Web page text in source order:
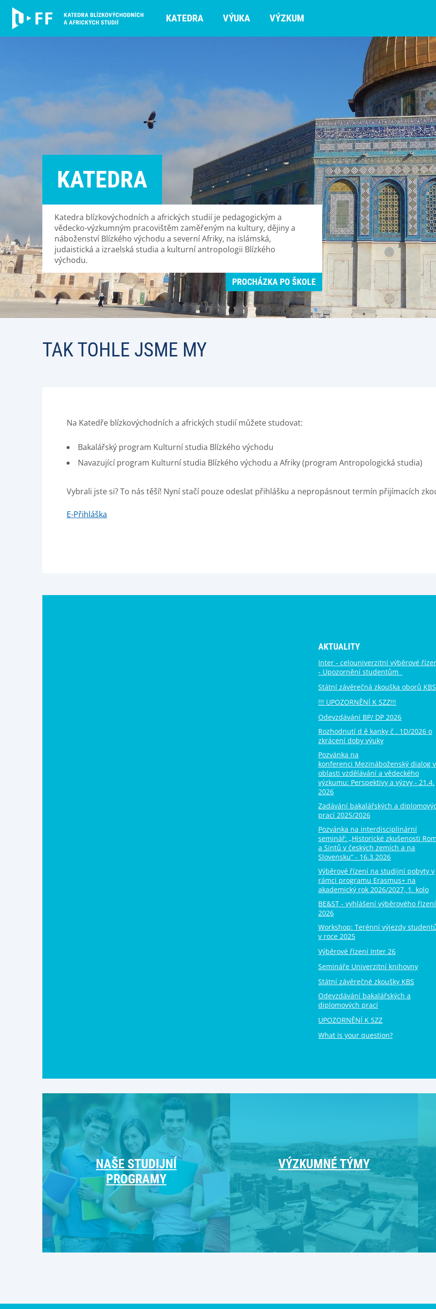
KATEDRA VÝUKA VÝZKUM
KATEDRA
Katedra blízkovýchodních a afrických studií je pedagogickým a
vědecko-výzkumným pracovištěm zaměřeným na kultury, dějiny a
náboženství Blízkého východu a severní Afriky, na islámská,
judaistická a izraelská studia a kulturní antropologii Blízkého
východu.
PROCHÁZKA PO ŠKOLE
TAK TOHLE JSME MY
Na Katedře blízkovýchodních a afrických studií můžete studovat:
Bakalářský program Kulturní studia Blízkého východu
Navazující program Kulturní studia Blízkého východu a Afriky (program Antropologická studia)
Vybrali jste si? To nás těší! Nyní stačí pouze odeslat přihlášku a nepropásnout termín přijímacích
E-Přihláška
AKTUALITY
Inter - celouniverzitní výběrové
- Upozornění studentům
Státní závěrečná zkouška oborů KBS
!!! UPOZORNĚNÍ K SZZ!!!
Odevzdávání BP/ DP 2026
Rozhodnutí d ě kanky č . 1D/2026 o
zkrácení doby výuky
Pozvánka na
konferenci Mezináboženský dialog v
oblasti vzdělávání a vědeckého
výzkumu: Perspektivy a výzvy - 21.4.
2026
Zadávání bakalářských a
prací 2025/2026
Pozvánka na interdisciplinární
seminář: „Historické zkušenosti
a Sintů v českých zemích a na
Slovensku“ - 16.3.2026
Výběrové řízení na studijní pobyty v
rámci programu Erasmus+ na
akademický rok 2026/2027, 1. kolo
BE&ST - vyhlášení výběrového řízení
2026
Workshop: Terénní výjezdy
v roce 2025
Výběrové řízení Inter 26
Semináře Univerzitní knihovny
Státní závěrečné zkoušky KBS
Odevzdávání bakalářských a
diplomových prací
UPOZORNĚNÍ K SZZ
What is your question?
NAŠE STUDIJNÍ
PROGRAMY
VÝZKUMNÉ TÝMY